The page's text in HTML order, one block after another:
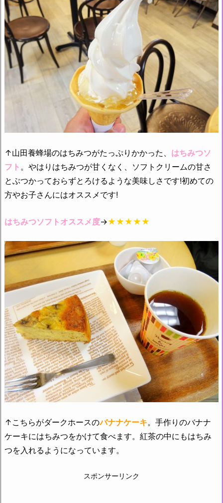
↑山田養蜂場のはちみつがたっぷりかかった、 はちみつソ
フト 。やはりはちみつが甘くなく、ソフトクリームの甘さ
とぶつかっておらずとろけるような美味しさです!初めての
方やお子さんにはオススメです!
はちみつソフトオススメ度→★★★★★
↑こちらがダークホースのバナナケーキ。手作りのバナナ
ケーキにはちみつをかけて食べます。紅茶の中にもはちみ
つを入れるようになっています。
スポンサーリンク